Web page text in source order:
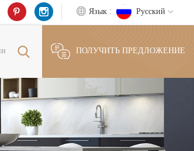
Язык : Русский
ПОЛУЧИТЬ ПРЕДЛОЖЕНИЕ